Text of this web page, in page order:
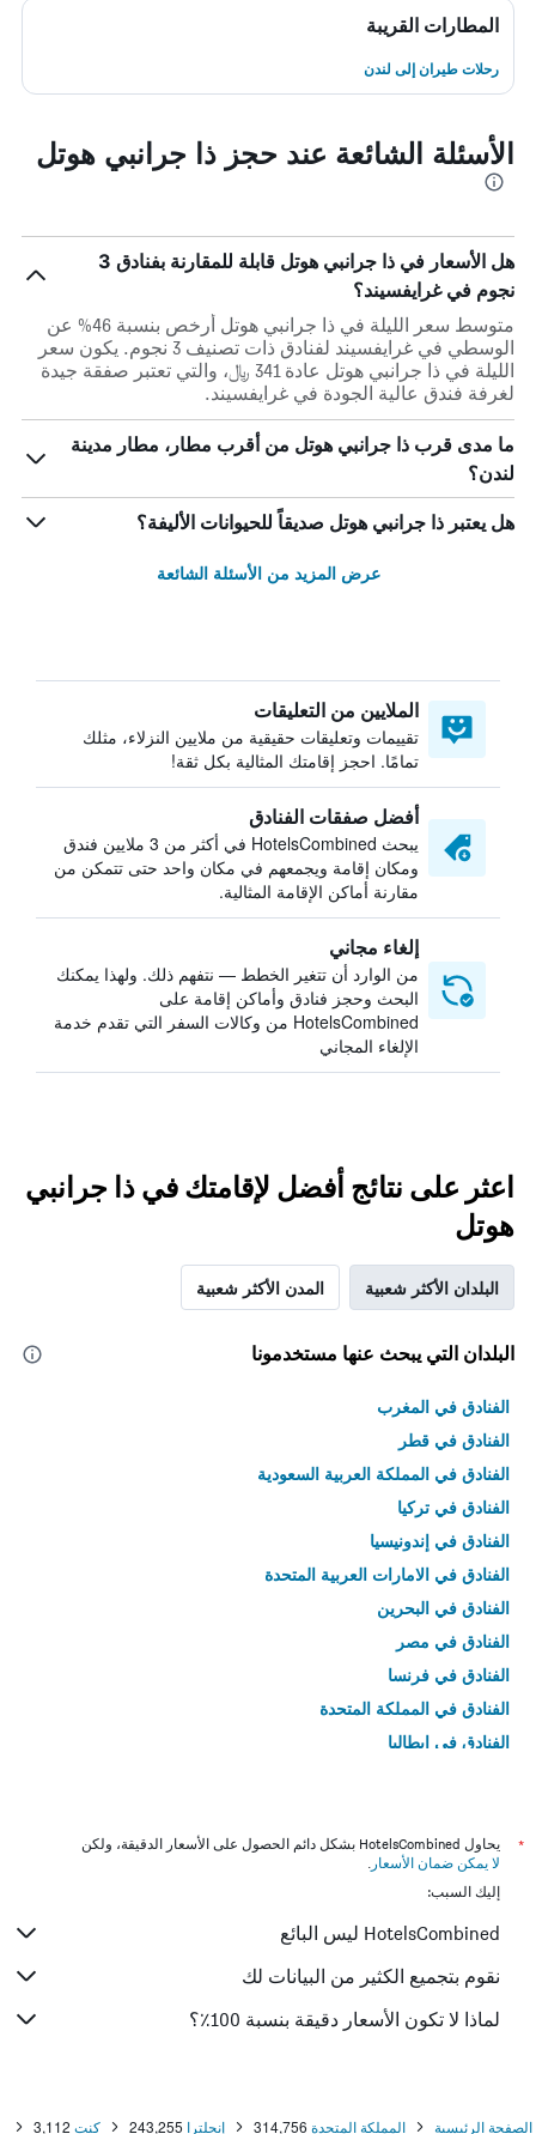
المطارات القريبة
رحلات طيران إلى لندن
الأسئلة الشائعة عند حجز ذا جرانبي هوتل
هل الأسعار في ذا جرانبي هوتل قابلة للمقارنة بفنادق 3
نجوم في غرايفسيند؟
متوسط سعر الليلة في ذا جرانبي هوتل أرخص بنسبة 46% عن
الوسطي في غرايفسيند لفنادق ذات تصنيف 3 نجوم. يكون سعر
الليلة في ذا جرانبي هوتل عادة 341 ﷼، والتي تعتبر صفقة جيدة
لغرفة فندق عالية الجودة في غرايفسيند.
ما مدى قرب ذا جرانبي هوتل من أقرب مطار، مطار مدينة
لندن؟
هل يعتبر ذا جرانبي هوتل صديقاً للحيوانات الأليفة؟
عرض المزيد من الأسئلة الشائعة
الملايين من التعليقات
تقييمات وتعليقات حقيقية من ملايين النزلاء، مثلك
تمامًا. احجز إقامتك المثالية بكل ثقة!
أفضل صفقات الفنادق
يبحث HotelsCombined في أكثر من 3 ملايين فندق
ومكان إقامة ويجمعهم في مكان واحد حتى تتمكن من
مقارنة أماكن الإقامة المثالية.
إلغاء مجاني
من الوارد أن تتغير الخطط — نتفهم ذلك. ولهذا يمكنك
البحث وحجز فنادق وأماكن إقامة على
HotelsCombined من وكالات السفر التي تقدم خدمة
الإلغاء المجاني
اعثر على نتائج أفضل لإقامتك في ذا جرانبي
هوتل
البلدان الأكثر شعبية المدن الأكثر شعبية
البلدان التي يبحث عنها مستخدمونا
الفنادق في المغرب
الفنادق في قطر
الفنادق في المملكة العربية السعودية
الفنادق في تركيا
الفنادق في إندونيسيا
الفنادق في الامارات العربية المتحدة
الفنادق في البحرين
الفنادق في مصر
الفنادق في فرنسا
الفنادق في المملكة المتحدة
الفنادق في إيطاليا
*
يحاول HotelsCombined بشكل دائم الحصول على الأسعار الدقيقة، ولكن
لا يمكن ضمان الأسعار .
إليك السبب:
HotelsCombined ليس البائع
نقوم بتجميع الكثير من البيانات لك
لماذا لا تكون الأسعار دقيقة بنسبة 100٪؟
الصفحة الرئيسية المملكة المتحدة 314,756 إنجلترا 243,255 كنت 3,112